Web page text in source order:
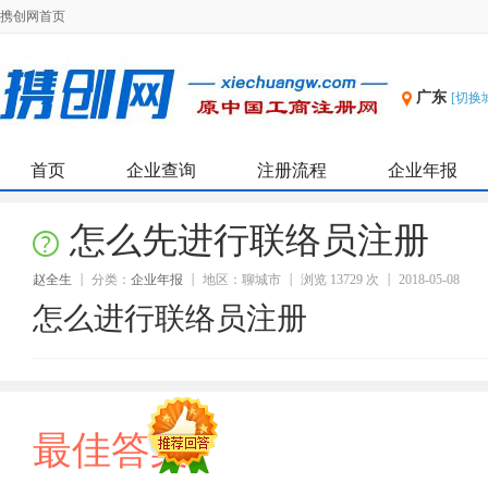
携创网首页
广东 [切换
首页 企业查询 注册流程 企业年报
怎么先进行联络员注册
赵全生 分类： 企业年报 地区：聊城市 浏览 13729 次 2018-05-08
怎么进行联络员注册
最佳答案